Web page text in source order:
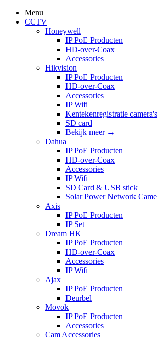
Menu
CCTV
Honeywell
IP PoE Producten
HD-over-Coax
Accessories
Hikvision
IP PoE Producten
HD-over-Coax
Accessories
IP Wifi
Kentekenregistratie camera's
SD card
Bekijk meer →
Dahua
IP PoE Producten
HD-over-Coax
Accessories
IP Wifi
SD Card & USB stick
Solar Power Network
Axis
IP PoE Producten
IP Set
Dream HK
IP PoE Producten
HD-over-Coax
Accessories
IP Wifi
Ajax
IP PoE Producten
Deurbel
Movok
IP PoE Producten
Accessories
Cam Accessories